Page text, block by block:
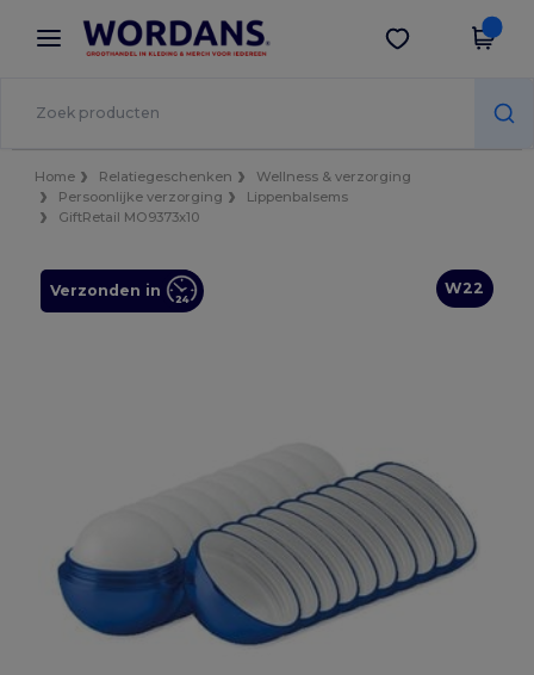
× Wordans-app
Betere prijzen in de app!
Download app
Home Relatiegeschenken
Wellness & verzorging
Persoonlijke verzorging
Lippenbalsems
GiftRetail MO9373x10
W22
Verzonden in